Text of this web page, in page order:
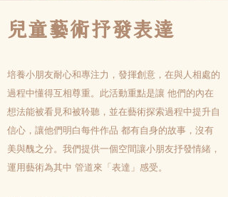
兒童藝術抒發表達
培養小朋友耐心和專注力，發揮創意，在與人相處的
過程中懂得互相尊重。此活動重點是讓 他們的內在
想法能被看見和被聆聽，並在藝術探索過程中提升自
信心，讓他們明白每件作品 都有自身的故事，沒有
美與醜之分。我們提供一個空間讓小朋友抒發情緒，
運用藝術為其中 管道來「表達」感受。